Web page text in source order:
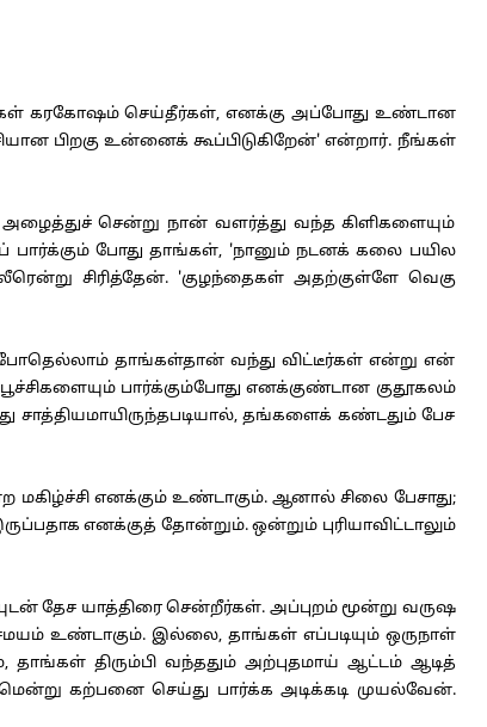
கரகோஷம் செய்தீர்கள், எனக்கு அப்போது உண்டான
பிறகு உன்னைக் கூப்பிடுகிறேன்' என்றார். நீங்கள்
சென்று நான் வளர்த்து வந்த கிளிகளையும்
பார்க்கும் போது தாங்கள், 'நானும் நடனக் கலை பயில
சிரித்தேன். 'குழந்தைகள் அதற்குள்ளே வெகு
தாங்கள்தான் வந்து விட்டீர்கள் என்று என்
பார்க்கும்போது எனக்குண்டான குதூகலம்
சாத்தியமாயிருந்தபடியால், தங்களைக் கண்டதும் பேச
எனக்கும் உண்டாகும். ஆனால் சிலை பேசாது;
எனக்குத் தோன்றும். ஒன்றும் புரியாவிட்டாலும்
தேச யாத்திரை சென்றீர்கள். அப்புறம் மூன்று வருஷ
உண்டாகும். இல்லை, தாங்கள் எப்படியும் ஒருநாள்
திரும்பி வந்ததும் அற்புதமாய் ஆட்டம் ஆடித்
கற்பனை செய்து பார்க்க அடிக்கடி முயல்வேன்.